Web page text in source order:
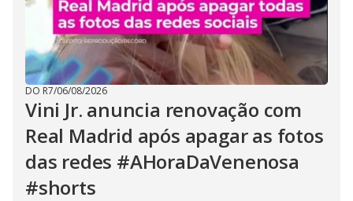
DO R7/06/08/2026
Vini Jr. anuncia renovação com
Real Madrid após apagar as fotos
das redes #AHoraDaVenenosa
#shorts